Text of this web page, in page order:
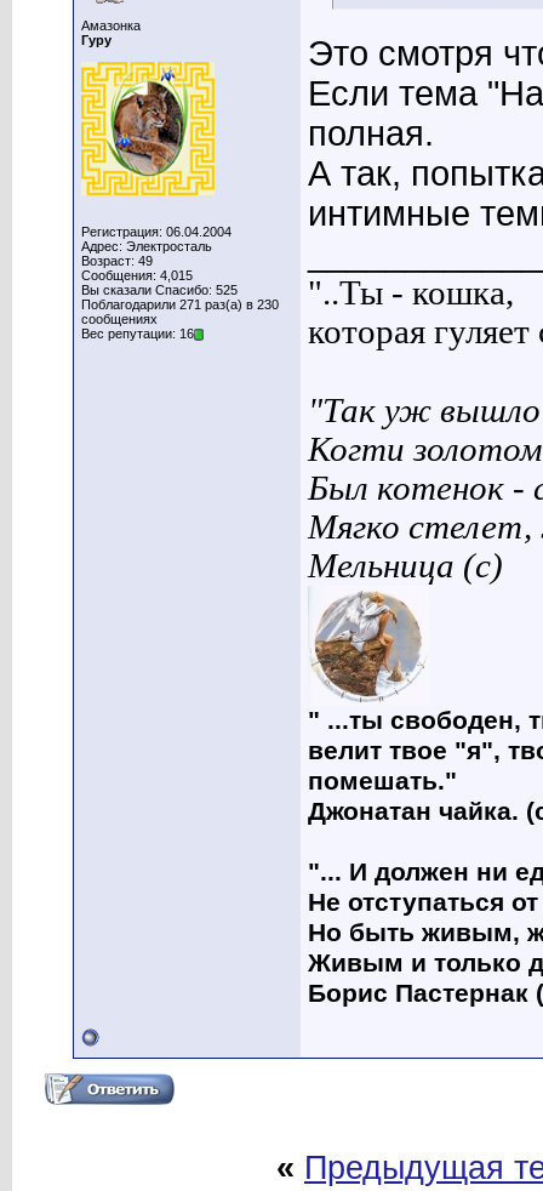
Амазонка
Гуру
Регистрация: 06.04.2004
Адрес: Электросталь
Возраст: 49
Сообщения: 4,015
Вы сказали Спасибо: 525
Поблагодарили 271 раз(а) в 230
сообщениях
Вес репутации: 16
Это смотря
Если тема
полная.
А так,
интимные
"..Ты - кошка,
которая
"Так уж вышло
Когти
Был котенок -
Мягко
Мельница (с)
" ...ты свободен,
велит твое "я",
помешать."
Джонатан чайка.
"... И должен ни
Не отступаться
Но быть живым,
Живым и только
Борис Пастернак
« Предыдущая